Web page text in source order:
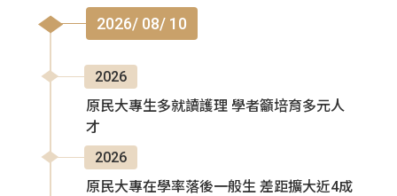
2026/ 08/ 10
2026
原民大專生多就讀護理 學者籲培育多元人
才
2026
原民大專在學率落後一般生 差距擴大近4成